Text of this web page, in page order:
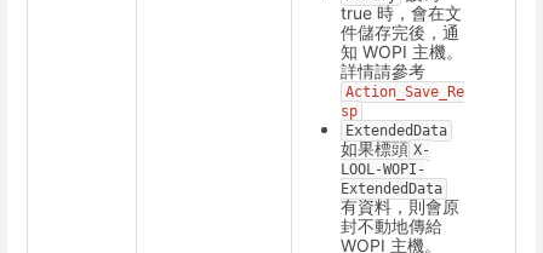
true 時，會在文
件儲存完後，通
知 WOPI 主機。
詳情請參考
Action_Save_Re
sp
ExtendedData
如果標頭 X-
LOOL-WOPI-
ExtendedData
有資料，則會原
封不動地傳給
WOPI 主機。